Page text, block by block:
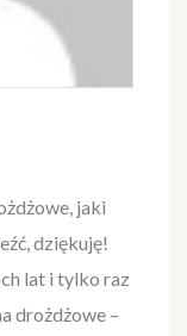
jaki
dziękuję!
lat i tylko raz
drożdżowe –